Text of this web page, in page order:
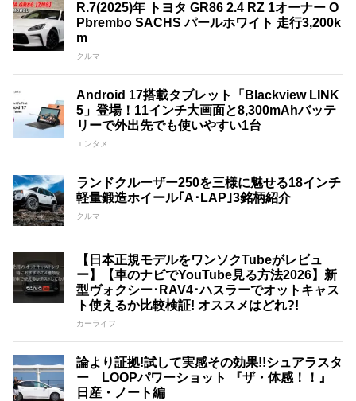
R.7(2025)年 トヨタ GR86 2.4 RZ 1オーナー O
Pbrembo SACHS パールホワイト 走行3,200k
m
クルマ
Android 17搭載タブレット「Blackview LINK
5」登場！11インチ大画面と8,300mAhバッテ
リーで外出先でも使いやすい1台
エンタメ
ランドクルーザー250を三様に魅せる18インチ
軽量鍛造ホイール｢A･LAP｣3銘柄紹介
クルマ
【日本正規モデルをワンソクTubeがレビュ
ー】【車のナビでYouTube見る方法2026】新
型ヴォクシー･RAV4･ハスラーでオットキャス
ト使えるか比較検証! オススメはどれ?!
カーライフ
論より証拠!試して実感その効果!!シュアラスタ
ー LOOPパワーショット 『ザ・体感！！』
日産・ノート編